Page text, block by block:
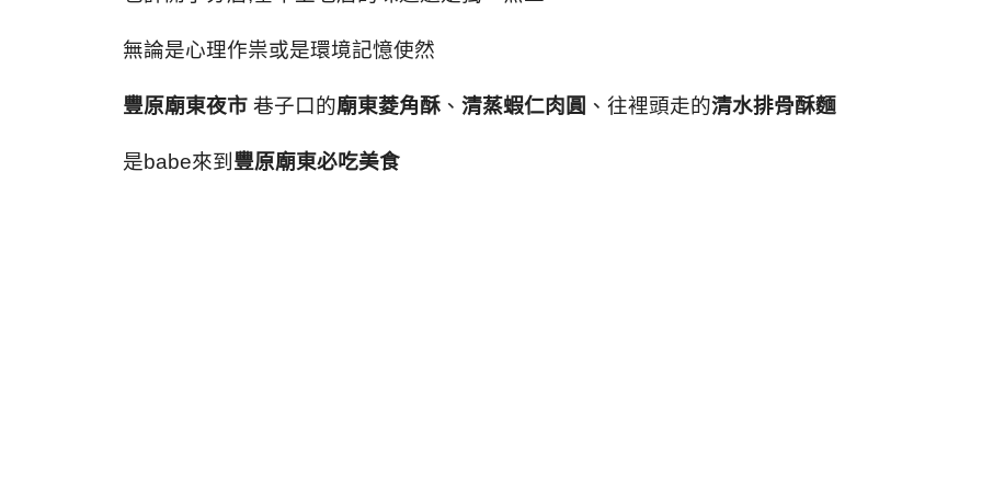
無論是心理作祟或是環境記憶使然
豐原廟東夜市 巷子口的廟東菱角酥 、 清蒸蝦仁肉圓 、往裡頭走的清水排骨酥麵
是babe來到 豐原廟東必吃美食